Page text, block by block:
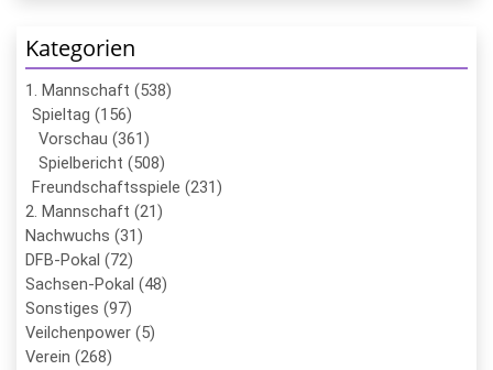
Kategorien
1. Mannschaft (538)
Spieltag (156)
Vorschau (361)
Spielbericht (508)
Freundschaftsspiele (231)
2. Mannschaft (21)
Nachwuchs (31)
DFB-Pokal (72)
Sachsen-Pokal (48)
Sonstiges (97)
Veilchenpower (5)
Verein (268)